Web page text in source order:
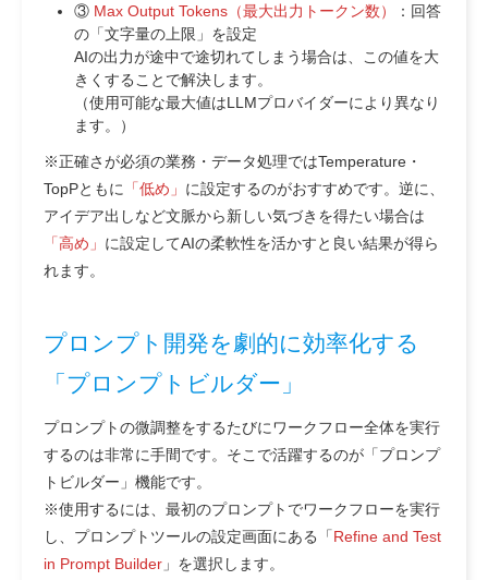
③ Max Output Tokens（最大出力トークン数）
：回答
の「文字量の上限」を設定
AIの出力が途中で途切れてしまう場合は、この値を大
きくすることで解決します。
（使用可能な最大値はLLMプロバイダーにより異なり
ます。）
※正確さが必須の業務・データ処理ではTemperature・
TopPともに
「低め」 に設定するのがおすすめです。逆に、
アイデア出しなど文脈から新しい気づきを得たい場合は
「高め」 に設定してAIの柔軟性を活かすと良い結果が得ら
れます。
プロンプト開発を劇的に効率化する
「プロンプトビルダー」
プロンプトの微調整をするたびにワークフロー全体を実行
するのは非常に手間です。そこで活躍するのが「プロンプ
トビルダー」機能です。
※使用するには、最初のプロンプトでワークフローを実行
し、プロンプトツールの設定画面にある「Refine and Test
in Prompt Builder 」を選択します。